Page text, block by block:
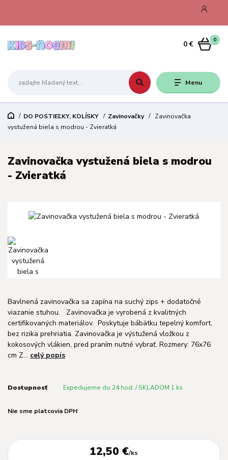
Menu
0
0 €
DO POSTIEĽKY, KOLÍSKY Zavinovačky
Zavinovačka
vystužená biela s modrou - Zvieratká
Zavinovačka vystužená biela s modrou
- Zvieratká
Bavlnená zavinovačka sa zapína na suchý zips + dodatočné
viazanie stuhou. Zavinovačka je vyrobená z kvalitných
certifikovaných materiálov. Poskytuje bábätku tepelný komfort,
bez rizika prehriatia. Zavinovačka je výstužená vložkou z
kokosových vlákien, pred praním nutné vybrať. Rozmery: 76x76
cm Z... celý popis
Dostupnosť Expedujeme do 24 hod. / SKLADOM 1 ks
Nie sme platcovia DPH
12,50 €/ks